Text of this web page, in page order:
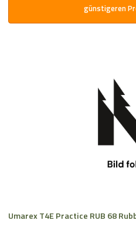
günstigeren
Umarex T4E Practice RUB 68